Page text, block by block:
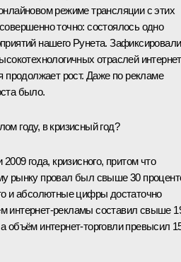
режиме трансляции с этих
точно: состоялось одно
нашего Рунета.
отраслей интернет
продолжает рост. Даже по рекламе
было.
году, в кризисный год?
2009 года, кризисного, притом что
рынку провал был свыше 30
и абсолютные цифры достаточно
интернет-рекламы составил свыше
объём интернет-торговли превысил